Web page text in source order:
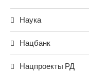
Наука
Нацбанк
Нацпроекты РД